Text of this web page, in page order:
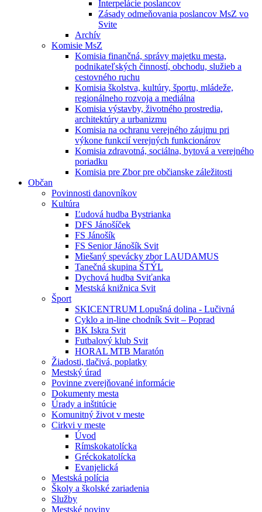
Interpelácie poslancov
Zásady odmeňovania poslancov MsZ vo
Svite
Archív
Komisie MsZ
Komisia finančná, správy majetku mesta,
podnikateľských činností, obchodu, služieb a
cestovného ruchu
Komisia školstva, kultúry, športu, mládeže,
regionálneho rozvoja a mediálna
Komisia výstavby, životného prostredia,
architektúry a urbanizmu
Komisia na ochranu verejného záujmu pri
výkone funkcií verejných funkcionárov
Komisia zdravotná, sociálna, bytová a verejného
poriadku
Komisia pre Zbor pre občianske záležitosti
Občan
Povinnosti danovníkov
Kultúra
Ľudová hudba Bystrianka
DFS Jánošíček
FS Jánošík
FS Senior Jánošík Svit
Miešaný spevácky zbor LAUDAMUS
Tanečná skupina ŠTÝL
Dychová hudba Sviťanka
Mestská knižnica Svit
Šport
SKICENTRUM Lopušná dolina - Lučivná
Cyklo a in-line chodník Svit – Poprad
BK Iskra Svit
Futbalový klub Svit
HORAL MTB Maratón
Žiadosti, tlačivá, poplatky
Mestský úrad
Povinne zverejňované informácie
Dokumenty mesta
Úrady a inštitúcie
Komunitný život v meste
Cirkvi v meste
Úvod
Rímskokatolícka
Gréckokatolícka
Evanjelická
Mestská polícia
Školy a školské zariadenia
Služby
Mestské noviny